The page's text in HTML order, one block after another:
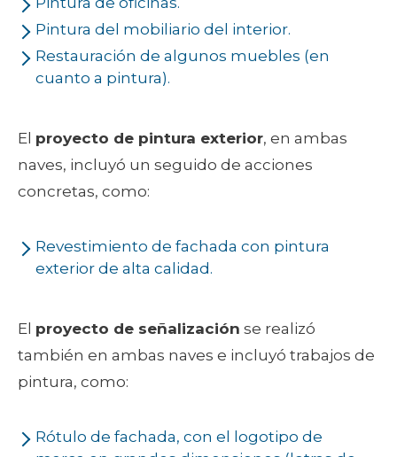
Pintura del mobiliario del interior.
Restauración de algunos muebles (en
cuanto a pintura).
El proyecto de pintura exterior, en ambas
naves, incluyó un seguido de acciones
concretas, como:
Revestimiento de fachada con pintura
exterior de alta calidad.
El proyecto de señalización se realizó
también en ambas naves e incluyó trabajos de
pintura, como:
Rótulo de fachada, con el logotipo de